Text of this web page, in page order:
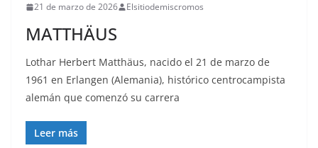
21 de marzo de 2026 Elsitiodemiscromos
MATTHÄUS
Lothar Herbert Matthäus, nacido el 21 de marzo de
1961 en Erlangen (Alemania), histórico centrocampista
alemán que comenzó su carrera
Leer más